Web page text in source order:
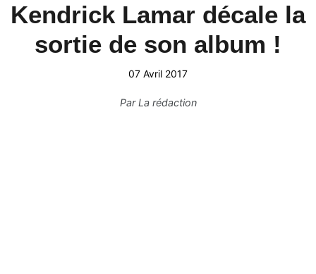
Kendrick Lamar décale la
sortie de son album !
07 Avril 2017
ParLa rédaction